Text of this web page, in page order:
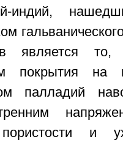
индий,
является
покрытия на
палладий
пористости и